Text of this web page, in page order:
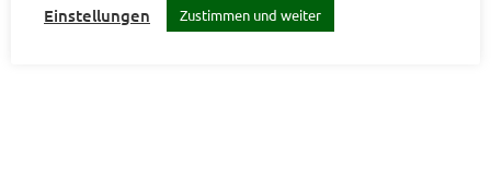
Einstellungen Zustimmen und weiter